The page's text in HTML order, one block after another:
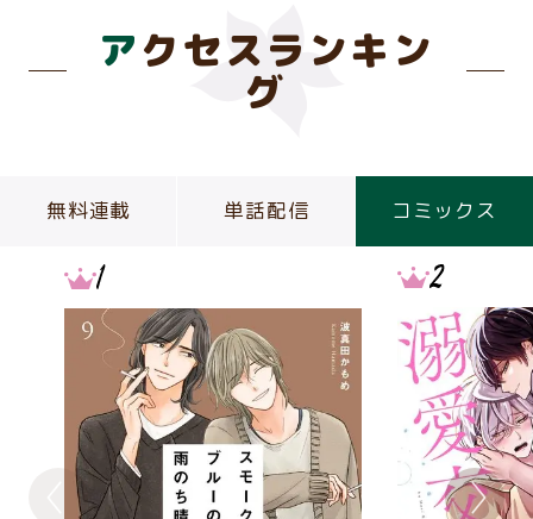
アクセスランキン
グ
無料連載 単話配信 コミックス